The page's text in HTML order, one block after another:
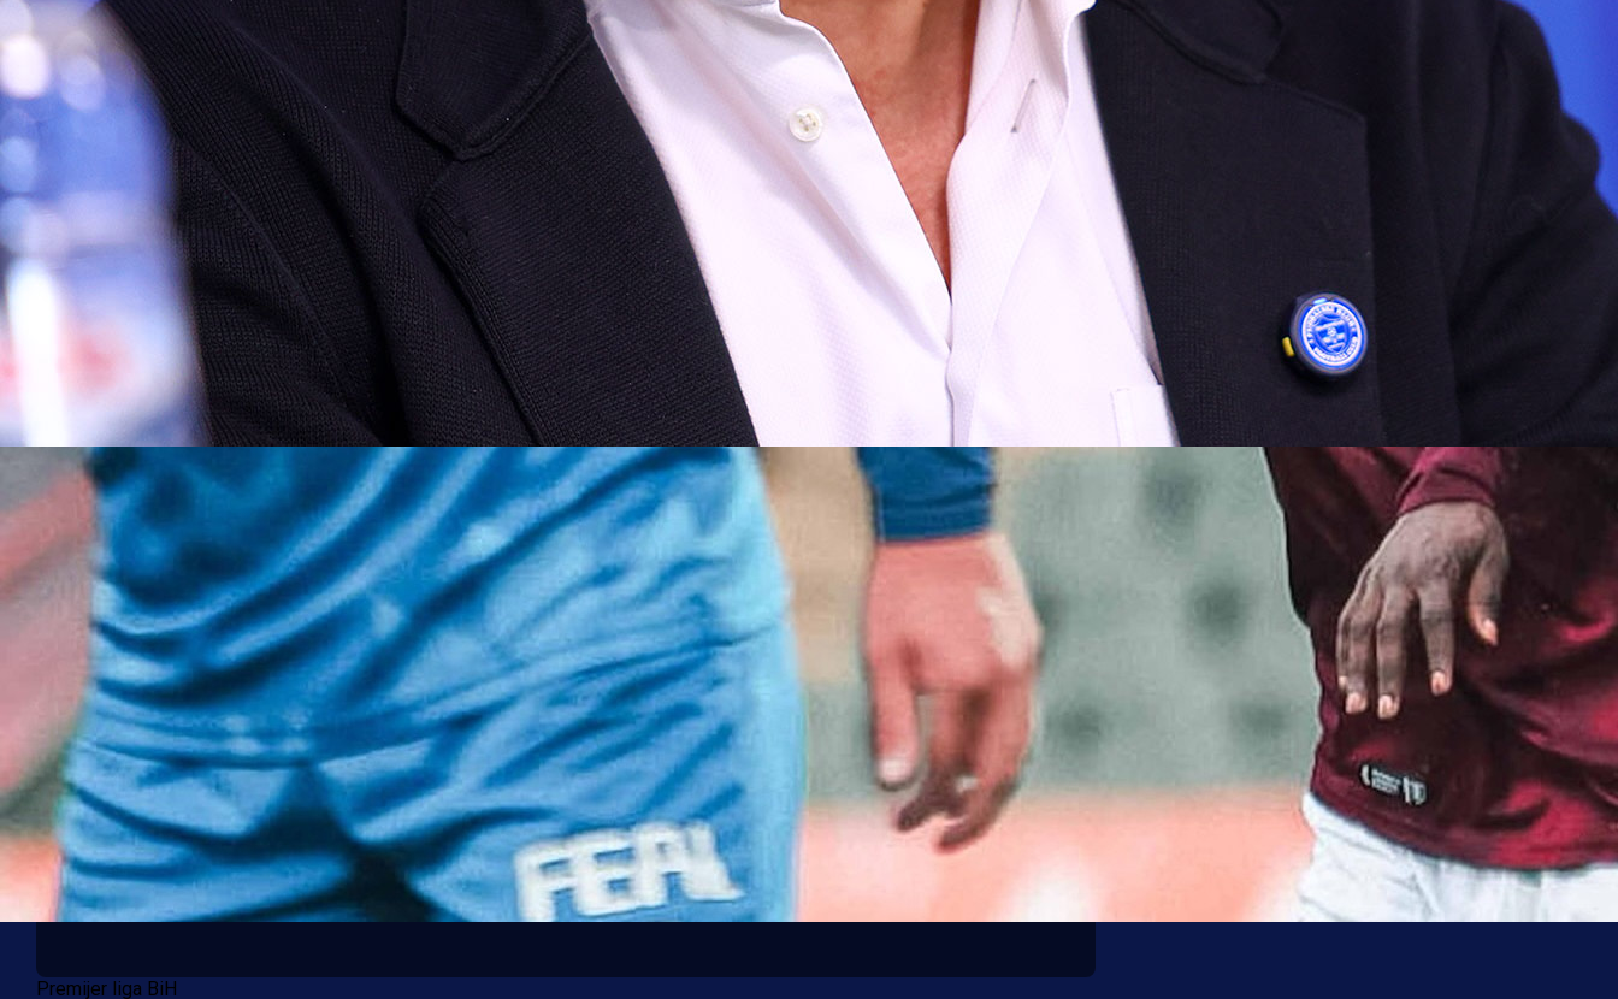
Premijer liga BiH
Drama na Grbavici: Željezničar ispustio dva gola prednosti protiv Širokog!
2 mjesec 2 sedmica
Premijer liga BiH